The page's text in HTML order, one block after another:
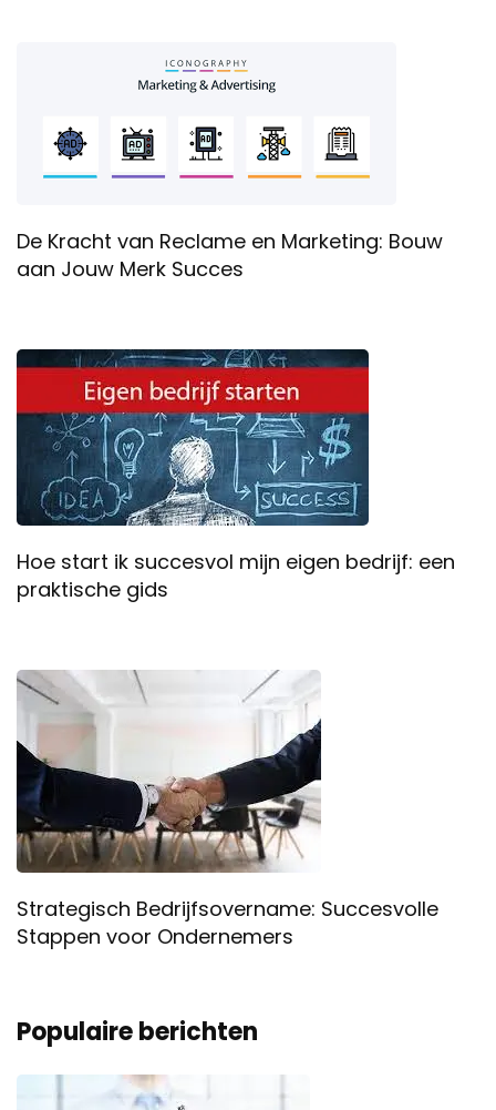
De Kracht van Reclame en Marketing: Bouw
aan Jouw Merk Succes
Hoe start ik succesvol mijn eigen bedrijf: een
praktische gids
Strategisch Bedrijfsovername: Succesvolle
Stappen voor Ondernemers
Populaire berichten